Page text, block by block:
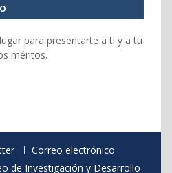
para presentarte a ti y a tu
méritos.
Correo electrónico
de Investigación y Desarrollo